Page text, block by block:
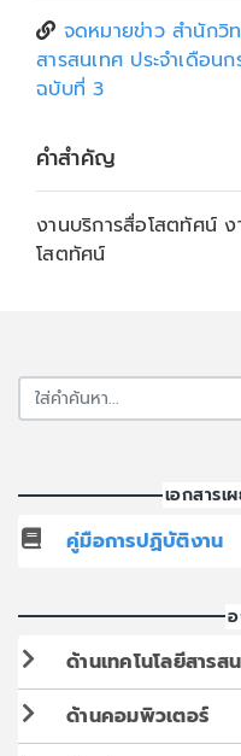
จดหมายข่าว สำนักวิท
สารสนเทศ ประจำเดือ
ฉบับที่ 3
คำสำคัญ
งานบริการสื่อโสตทัศน์
โสตทัศน์
เอกสารเ
คู่มือการปฏิบัติงาน
ด้านเทคโนโลยีสารส
ด้านคอมพิวเตอร์